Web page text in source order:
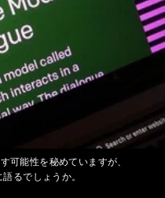
可能性を秘めていますが、
るでしょうか。